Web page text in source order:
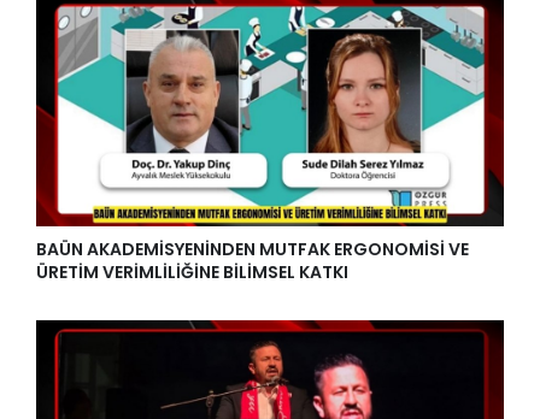
BAÜN AKADEMİSYENİNDEN MUTFAK ERGONOMİSİ VE
ÜRETİM VERİMLİLİĞİNE BİLİMSEL KATKI